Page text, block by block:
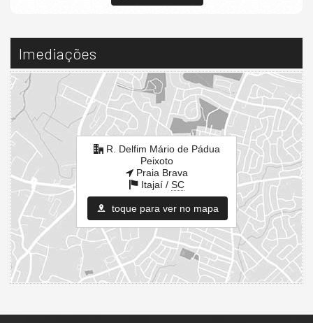
Imediações
R. Delfim Mário de Pádua
Peixoto
Praia Brava
Itajaí / SC
toque para ver no mapa